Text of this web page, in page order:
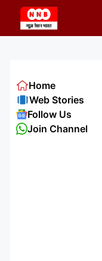
content
Home
Web Stories
Follow Us
Join Channel